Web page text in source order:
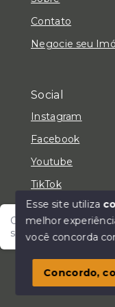
Olá! Fale com um
seu lar!
Contato
Negocie seu
Social
Instagram
Facebook
Youtube
TikTok
© Copyright 2026
SITE PARA IMOBILIARIA
Esse site utiliza
melhor
você concorda
Concordo,